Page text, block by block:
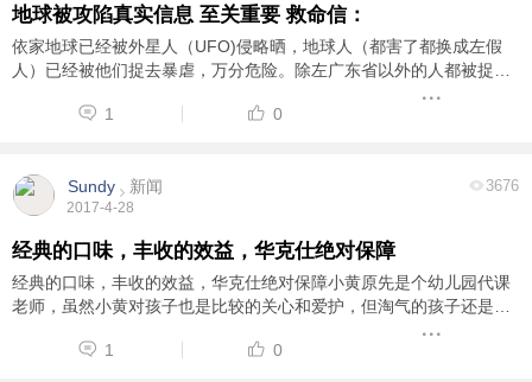
地球被攻陷真实信息 至关重要 救命信：
依家地球已经被外星人（UFO)侵略晒，地球人（都害了都换成左假
人）已经被他们捉去暴虐，万分危险。除左广东省以外的人都被捉走
了。他们把广东省以外的人都换成了假人（造假人，像真人性格）生
活著，其它区 ...
1 0
Sundy 新闻
2017-4-28
3676
经典的口味，丰收的效益，华克仕绝对保障
经典的口味，丰收的效益，华克仕绝对保障小黄原先是个幼儿园代课
老师，虽然小黄对孩子也是比较的关心和爱护，但淘气的孩子还是让
小黄招架不住。再加上由于许多家长对于幼儿园老师的不信任，自己
的父母也希望孩子不要在做这份工作了，最终 ...
1 0